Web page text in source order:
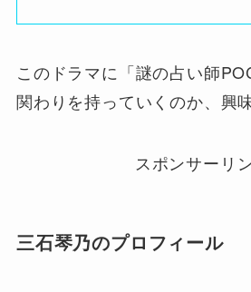
このドラマに「謎の占い師
関わりを持っていくのか、興
スポンサーリ
三石琴乃のプロフィール